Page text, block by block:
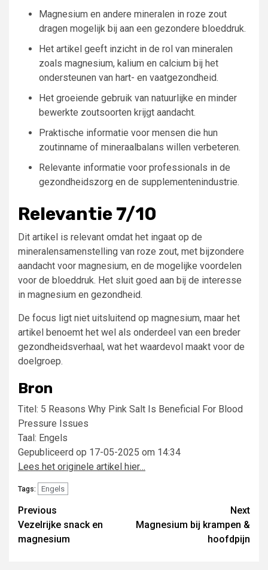
Magnesium en andere mineralen in roze zout
dragen mogelijk bij aan een gezondere bloeddruk.
Het artikel geeft inzicht in de rol van mineralen
zoals magnesium, kalium en calcium bij het
ondersteunen van hart- en vaatgezondheid.
Het groeiende gebruik van natuurlijke en minder
bewerkte zoutsoorten krijgt aandacht.
Praktische informatie voor mensen die hun
zoutinname of mineraalbalans willen verbeteren.
Relevante informatie voor professionals in de
gezondheidszorg en de supplementenindustrie.
Relevantie 7/10
Dit artikel is relevant omdat het ingaat op de
mineralensamenstelling van roze zout, met bijzondere
aandacht voor magnesium, en de mogelijke voordelen
voor de bloeddruk. Het sluit goed aan bij de interesse
in magnesium en gezondheid.
De focus ligt niet uitsluitend op magnesium, maar het
artikel benoemt het wel als onderdeel van een breder
gezondheidsverhaal, wat het waardevol maakt voor de
doelgroep.
Bron
Titel: 5 Reasons Why Pink Salt Is Beneficial For Blood
Pressure Issues
Taal: Engels
Gepubliceerd op 17-05-2025 om 14:34
Lees het originele artikel hier…
Tags: Engels
Post
navigation
Previous
Vezelrijke snack en
magnesium
Next
Magnesium bij krampen &
hoofdpijn